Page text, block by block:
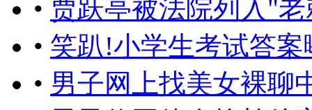
• 贾跃亭被法院列入"
• 笑趴!小学生考试答
• 男子网上找美女裸聊